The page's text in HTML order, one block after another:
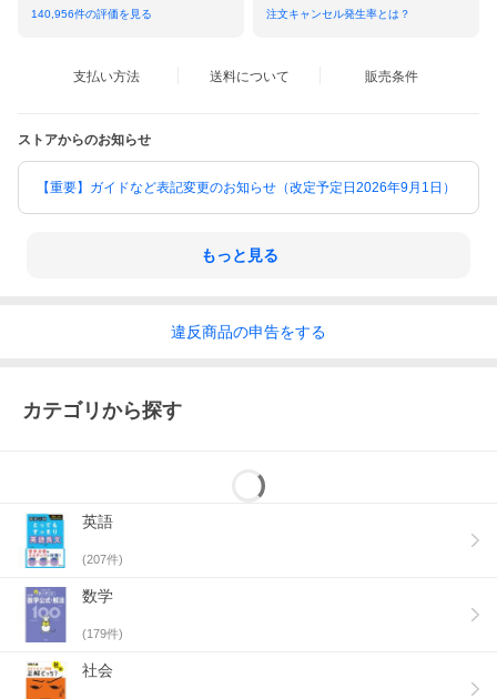
140,956件の評価を見る 注文キャンセル発生率とは？
支払い方法 送料について 販売条件
ストアからのお知らせ
【重要】ガイドなど表記変更のお知らせ（改定予定日2026年9月1日）
もっと見る
違反商品の申告をする
カテゴリから探す
英語
(207件)
数学
(179件)
社会